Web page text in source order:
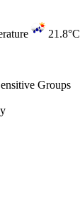
21.8°C
Groups